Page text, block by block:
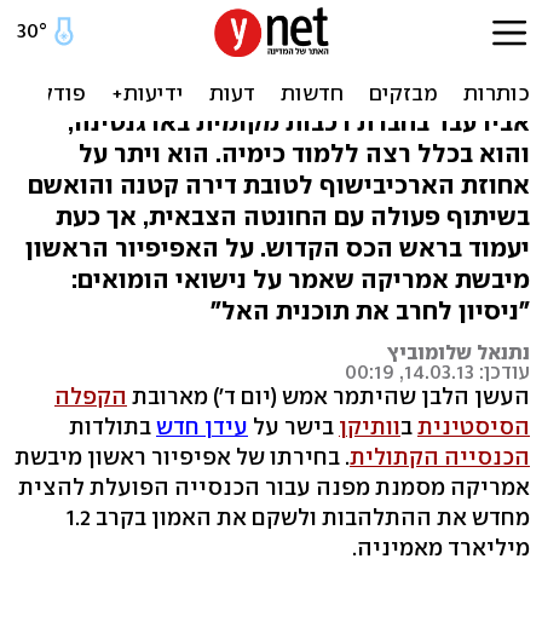
האפיפיור שנוסע באוטובוס:
הכירו את פרנסיסקוס
אביו עבד בחברת רכבות מקומית בארגנטינה,
והוא בכלל רצה ללמוד כימיה. הוא ויתר על
אחוזת הארכיבישוף לטובת דירה קטנה והואשם
בשיתוף פעולה עם החונטה הצבאית, אך כעת
יעמוד בראש הכס הקדוש. על האפיפיור הראשון
מיבשת אמריקה שאמר על נישואי הומואים:
"ניסיון לחרב את תוכנית האל"
נתנאל שלומוביץ
עודכן: 14.03.13, 00:19
העשן הלבן שהיתמר אמש (יום ד') מארובת הקפלה
הסיסטיניתבוותיקן בישר על עידן חדשבתולדות
הכנסייה הקתולית. בחירתו של אפיפיור ראשון מיבשת
אמריקה מסמנת מפנה עבור הכנסייה הפועלת להצית
מחדש את ההתלהבות ולשקם את האמון בקרב 1.2
מיליארד מאמיניה.